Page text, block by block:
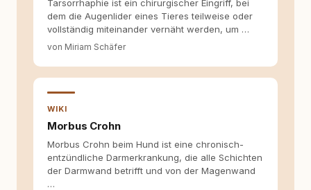
Inhalte, schreibe Artikel, begleite Gastbeiträge
redaktionell, veröffentliche Texte und betreue
die Social-Media-Kanäle. Mein Blick richtet
sich dabei immer auf das grosse Ganze:
allein nicht ausreichen. Gute Entscheidungen
entstehen dort, wo Information,
Selbstreflexion und Bereitschaft zum
Hinterfragen zusammenkommen. Mit meinen
Texten möchte ich genau dazu beitragen.
Tarsorrhaphie ist ein chirurgischer Eingriff, bei
dem die Augenlider eines Tieres teilweise oder
vollständig miteinander vernäht werden, um …
von Miriam Schäfer
WIKI
Morbus Crohn
Morbus Crohn beim Hund ist eine chronisch-
entzündliche Darmerkrankung, die alle Schichten
der Darmwand betrifft und von der Magenwand
…